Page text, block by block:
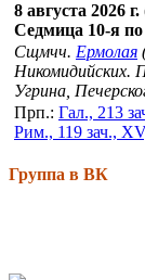
8 августа 2026
Седмица 10-я
Сщмчч. Ермолая
Никомидийских.
Угрина,
Прп.: Гал., 213
Рим., 119 зач.,
Группа в ВК